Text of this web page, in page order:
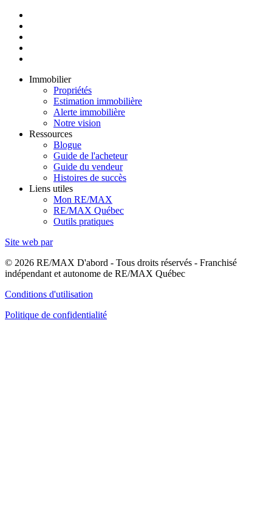
Immobilier
Propriétés
Estimation immobilière
Alerte immobilière
Notre vision
Ressources
Blogue
Guide de l'acheteur
Guide du vendeur
Histoires de succès
Liens utiles
Mon RE/MAX
RE/MAX Québec
Outils pratiques
Site web par
© 2026 RE/MAX D'abord - Tous droits réservés - Franchisé
indépendant et autonome de RE/MAX Québec
Conditions d'utilisation
Politique de confidentialité